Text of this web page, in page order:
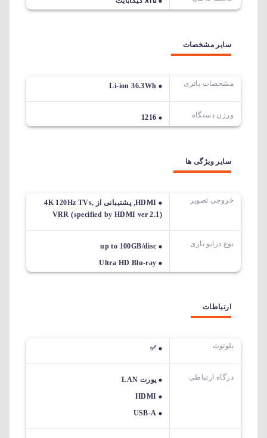
سایر مشخصات
مشخصات باتری Li-ion 36.3Wh
ورژن دستگاه 1216
سایر ویژگی ها
خروجی تصویر
HDMI, پشتیبانی از 4K 120Hz TVs,
VRR (specified by HDMI ver 2.1)
نوع درایو بازی
up to 100GB/disc
Ultra HD Blu-ray
ارتباطات
بلوتوث ✅
درگاه ارتباطی
پورت LAN
HDMI
USB-A